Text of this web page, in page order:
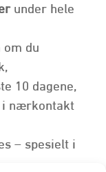
under hele
du
10 dagene,
nærkontakt
– spesielt i